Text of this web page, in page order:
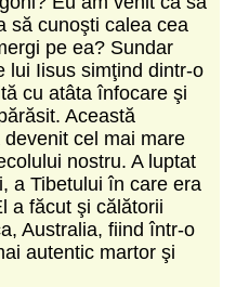
să cunoşti calea cea
pe ea? Sundar
lui Iisus simţind dintr-o
cu atâta înfocare şi
Această
cel mai mare
nostru. A luptat
a Tibetului în care era
a făcut şi călătorii
Australia, fiind într-o
autentic martor şi